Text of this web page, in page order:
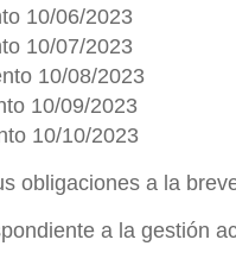
10/06/2023
10/07/2023
10/08/2023
10/09/2023
10/10/2023
obligaciones a la
a la gestión